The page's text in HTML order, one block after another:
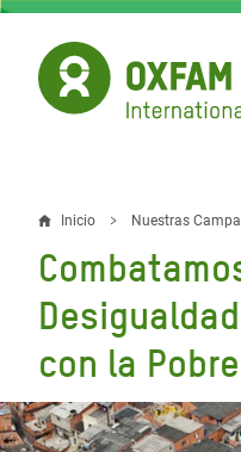
Pasar
contenido
principal
Sobrescribir
enlaces
de
ayuda
a
Inicio Nuestras
con la